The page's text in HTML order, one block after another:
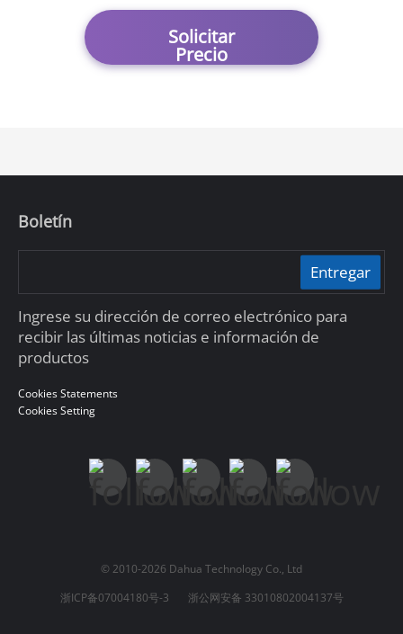
Solicitar
Precio
Boletín
Entregar
Ingrese su dirección de correo electrónico para
recibir las últimas noticias e información de
productos
Cookies Statements
Cookies Setting
© 2010-2026 Dahua Technology Co., Ltd
浙ICP备07004180号-3
浙公网安备 33010802004137号